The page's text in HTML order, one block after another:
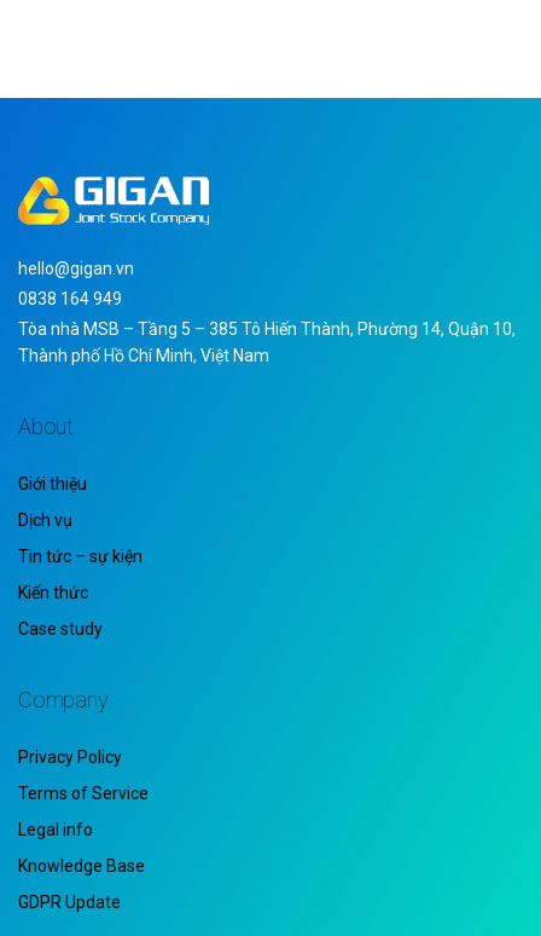
hello@gigan.vn
0838 164 949
Tòa nhà MSB – Tầng 5 – 385 Tô Hiến Thành, Phường 14, Quận 10,
Thành phố Hồ Chí Minh, Việt Nam
About
Giới thiệu
Dịch vụ
Tin tức – sự kiện
Kiến thức
Case study
Company
Privacy Policy
Terms of Service
Legal info
Knowledge Base
GDPR Update